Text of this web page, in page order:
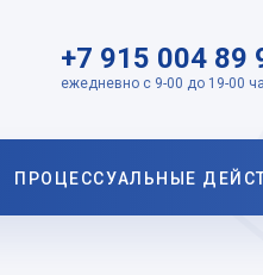
+7 915 004 89
ежедневно с 9-00 до 19-00
ПРОЦЕССУАЛЬНЫЕ